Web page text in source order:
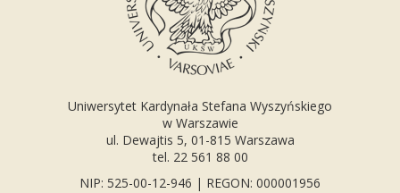
Uniwersytet Kardynała Stefana Wyszyńskiego
w Warszawie
ul. Dewajtis 5, 01-815 Warszawa
tel. 22 561 88 00
NIP: 525-00-12-946 | REGON: 000001956